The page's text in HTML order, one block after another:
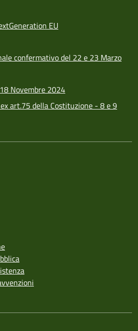
EU
confermativo del 22 e 23 Marzo
Novembre 2024
art.75 della Costituzione - 8 e 9